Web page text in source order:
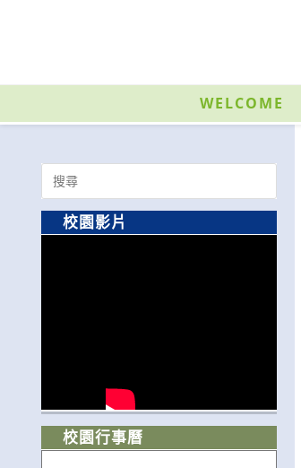
內
WELCOME
Search
for:
校園影片
校園行事曆